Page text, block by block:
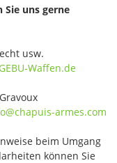
Sie uns gerne
usw.
Waffen.de
armes.com
beim Umgang
können Sie